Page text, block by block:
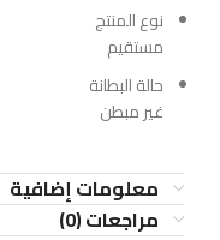
نوع المنتج
مستقيم
حالة البطانة
غير مبطن
معلومات إضافية
مراجعات (0)